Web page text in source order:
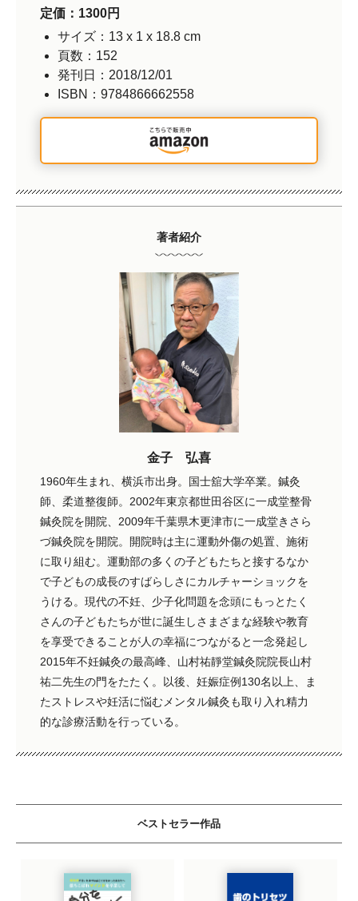
定価：1300円
サイズ：13 x 1 x 18.8 cm
頁数：152
発刊日：2018/12/01
ISBN：9784866662558
著者紹介
金子 弘喜
1960年生まれ、横浜市出身。国士舘大学卒業。鍼灸
師、柔道整復師。2002年東京都世田谷区に一成堂整骨
鍼灸院を開院、2009年千葉県木更津市に一成堂きさら
づ鍼灸院を開院。開院時は主に運動外傷の処置、施術
に取り組む。運動部の多くの子どもたちと接するなか
で子どもの成長のすばらしさにカルチャーショックを
うける。現代の不妊、少子化問題を念頭にもっとたく
さんの子どもたちが世に誕生しさまざまな経験や教育
を享受できることが人の幸福につながると一念発起し
2015年不妊鍼灸の最高峰、山村祐靜堂鍼灸院院長山村
祐二先生の門をたたく。以後、妊娠症例130名以上、ま
たストレスや妊活に悩むメンタル鍼灸も取り入れ精力
的な診療活動を行っている。
ベストセラー作品